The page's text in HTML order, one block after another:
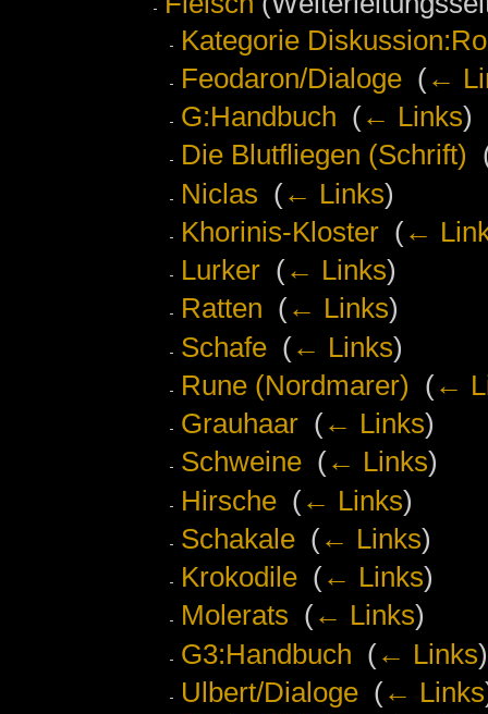
Kategorie
Feodaron/Dialoge‎ (←
G:Handbuch (← Links)
Die Blutfliegen (Schrift)
Niclas (← Links)
Khorinis-Kloster‎ (←
Lurker‎ (← Links)
Ratten (← Links)
Schafe‎ (← Links)
Rune (Nordmarer)
(←
Grauhaar‎ (← Links)
Schweine‎ (← Links)
Hirsche‎ (← Links)
Schakale‎ (← Links)
Krokodile‎ (← Links)
Molerats (← Links)
G3:Handbuch (← Links)
Ulbert/Dialoge‎ (← Links